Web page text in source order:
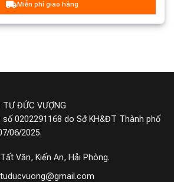
Miễn phí giao hàng
ĐỨC VƯỢNG
số 0202291168 do Sở KH&ĐT Thành phố
06/2025.
Văn, Kiến An, Hải Phòng.